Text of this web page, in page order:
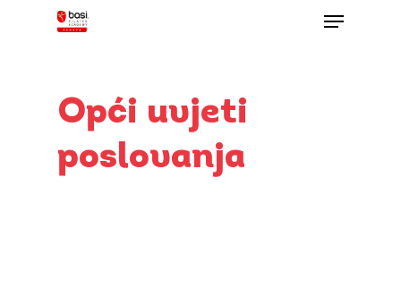
Menu
Opći uvjeti
poslovanja